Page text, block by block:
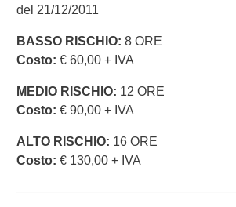
del 21/12/2011
BASSO RISCHIO: 8 ORE
Costo: € 60,00 + IVA
MEDIO RISCHIO: 12 ORE
Costo: € 90,00 + IVA
ALTO RISCHIO: 16 ORE
Costo: € 130,00 + IVA